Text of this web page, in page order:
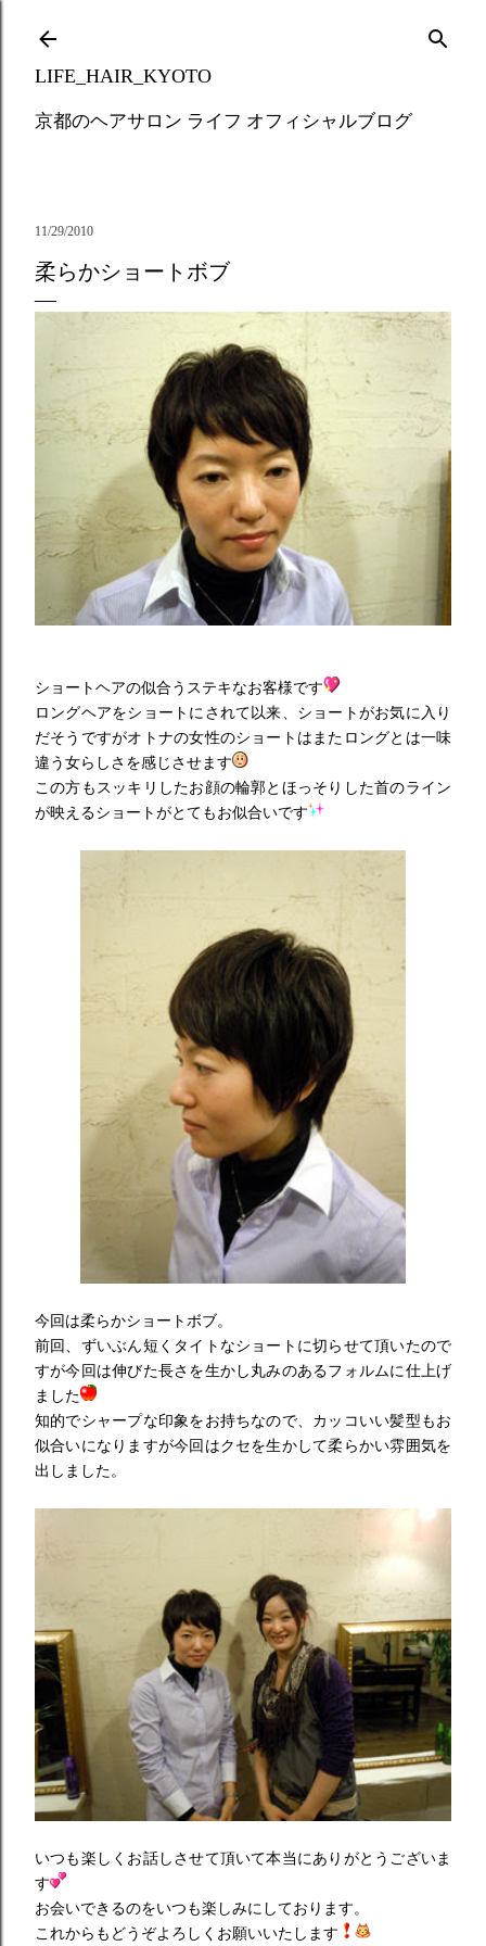
LIFE_HAIR_KYOTO
京都のヘアサロン ライフ オフィシャルブログ
11/29/2010
柔らかショートボブ
ショートヘアの似合うステキなお客様です
ロングヘアをショートにされて以来、ショートがお気に入り
だそうですがオトナの女性のショートはまたロングとは一味
違う女らしさを感じさせます
この方もスッキリしたお顔の輪郭とほっそりした首のライン
が映えるショートがとてもお似合いです
今回は柔らかショートボブ。
前回、ずいぶん短くタイトなショートに切らせて頂いたので
すが今回は伸びた長さを生かし丸みのあるフォルムに仕上げ
ました
知的でシャープな印象をお持ちなので、カッコいい髪型もお
似合いになりますが今回はクセを生かして柔らかい雰囲気を
出しました。
いつも楽しくお話しさせて頂いて本当にありがとうございま
す
お会いできるのをいつも楽しみにしております。
これからもどうぞよろしくお願いいたします